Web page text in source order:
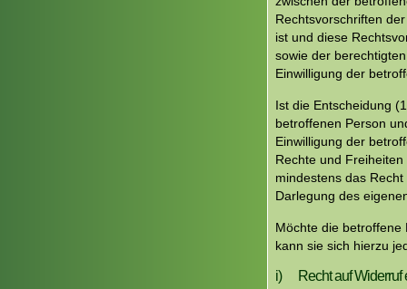
Rechtsvorschriften
ist und diese
sowie der
Einwilligung der
Ist die Entscheidung
betroffenen Person
Einwilligung der
Rechte und
mindestens das
Darlegung des
Möchte die betroffene
kann sie sich hierzu
i) Recht auf Widerruf